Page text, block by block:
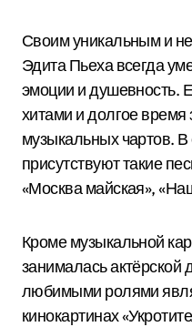
Своим уникальным и
Эдита Пьеха всегда
эмоции и душевность.
хитами и долгое
музыкальных чартов.
присутствуют такие
«Москва майская»,
Кроме музыкальной
занималась актёрской
любимыми ролями
кинокартинах